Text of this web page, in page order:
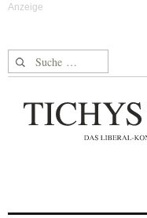
Suche nach: